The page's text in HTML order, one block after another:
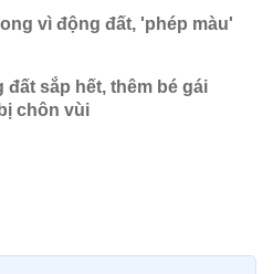
vì động đất, 'phép màu'
sắp hết, thêm bé gái
chôn vùi